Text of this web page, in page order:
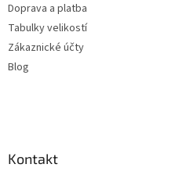
Doprava a platba
Tabulky velikostí
Zákaznické účty
Blog
Kontakt